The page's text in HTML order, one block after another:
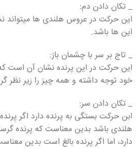
_ تکان دادن دم:
این حرکت در عروس هلندی ها میتواند
این ها باشد.
_ تاج بر سر با چشمان باز:
این حرکت در این پرنده نشان آن است
خود توجه داشته و همه چیز را زیر نظر
_ تکان دادن سر:
ابن حرکت بستگی به پرنده دارد اگر
هلندی باشد بدین معناست که پرنده
دارد، اما اگر پرنده بالغ است بدین